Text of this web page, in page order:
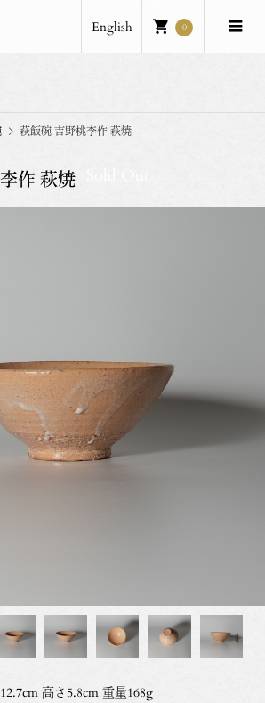
English 0
萩飯碗 吉野桃李作 萩焼
作 萩焼
高さ5.8cm 重量168g